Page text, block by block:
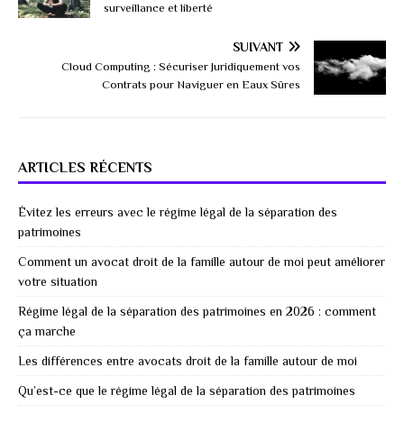
surveillance et liberté
SUIVANT
Cloud Computing : Sécuriser Juridiquement vos
Contrats pour Naviguer en Eaux Sûres
ARTICLES RÉCENTS
Évitez les erreurs avec le régime légal de la séparation des
patrimoines
Comment un avocat droit de la famille autour de moi peut améliorer
votre situation
Régime légal de la séparation des patrimoines en 2026 : comment
ça marche
Les différences entre avocats droit de la famille autour de moi
Qu’est-ce que le régime légal de la séparation des patrimoines